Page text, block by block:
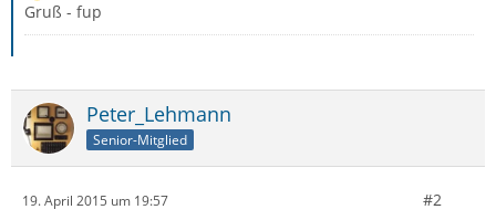
Gruß - fup
Peter_Lehmann
Senior-Mitglied
19. April 2015 um 19:57 #2